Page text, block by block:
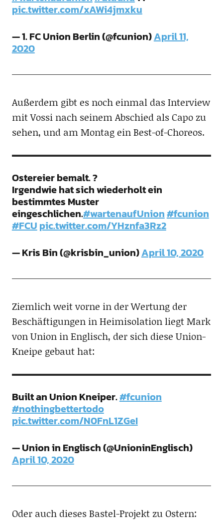
pic.twitter.com/xAWi4jmxku
— 1. FC Union Berlin (@fcunion)April 11,
2020
Außerdem gibt es noch einmal das Interview
mit Vossi nach seinem Abschied als Capo zu
sehen, und am Montag ein Best-of-Choreos.
Ostereier bemalt. ?
Irgendwie hat sich wiederholt ein
bestimmtes Muster
eingeschlichen.#wartenaufUnion#fcunion
#FCUpic.twitter.com/YHznfa3Rz2
— Kris Bin (@krisbin_union)April 10, 2020
Ziemlich weit vorne in der Wertung der
Beschäftigungen in Heimisolation liegt Mark
von Union in Englisch, der sich diese Union-
Kneipe gebaut hat:
Built an Union Kneiper.#fcunion
#nothingbettertodo
pic.twitter.com/N0FnL1ZGeI
— Union in Englisch (@UnioninEnglisch)
April 10, 2020
Oder auch dieses Bastel-Projekt zu Ostern: